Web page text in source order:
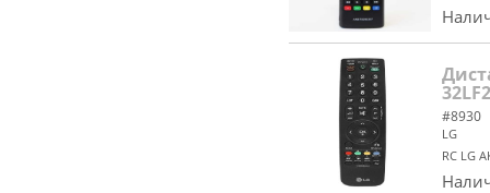
#8930
LG
RC LG